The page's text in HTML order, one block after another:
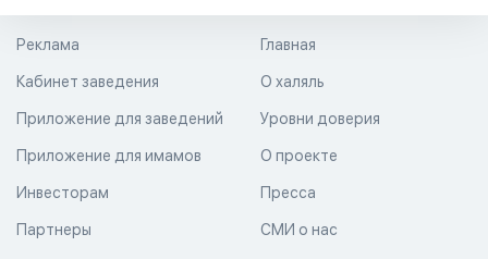
Главная
О халяль
Уровни доверия
Реклама
Кабинет заведения
Приложение для заведений
Приложение для имамов О проекте
Пресса
СМИ о нас
Инвесторам
Партнеры